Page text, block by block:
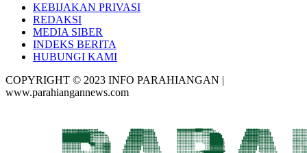
KEBIJAKAN PRIVASI
REDAKSI
MEDIA SIBER
INDEKS BERITA
HUBUNGI KAMI
COPYRIGHT © 2023 INFO PARAHIANGAN |
www.parahiangannews.com